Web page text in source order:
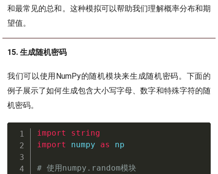
和最常见的总和。这种模拟可以帮助我们理解概率分布和期
望值。
15. 生成随机密码
我们可以使用NumPy的随机模块来生成随机密码。下面的
例子展示了如何生成包含大小写字母、数字和特殊字符的随
机密码。
import
string
import numpy as np
# 使用numpy.random模块